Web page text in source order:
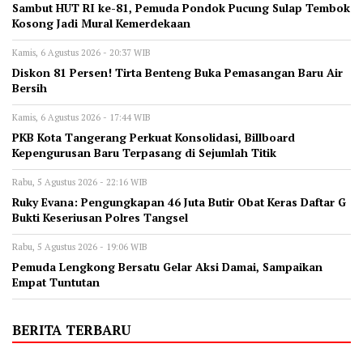
Sambut HUT RI ke-81, Pemuda Pondok Pucung Sulap Tembok
Kosong Jadi Mural Kemerdekaan
Kamis, 6 Agustus 2026 - 20:37 WIB
Diskon 81 Persen! Tirta Benteng Buka Pemasangan Baru Air
Bersih
Kamis, 6 Agustus 2026 - 17:44 WIB
‎PKB Kota Tangerang Perkuat Konsolidasi, Billboard
Kepengurusan Baru Terpasang di Sejumlah Titik ‎
Rabu, 5 Agustus 2026 - 22:16 WIB
‎Ruky Evana: Pengungkapan 46 Juta Butir Obat Keras Daftar G
Bukti Keseriusan Polres Tangsel
Rabu, 5 Agustus 2026 - 19:06 WIB
Pemuda Lengkong Bersatu Gelar Aksi Damai, Sampaikan
Empat Tuntutan
BERITA TERBARU